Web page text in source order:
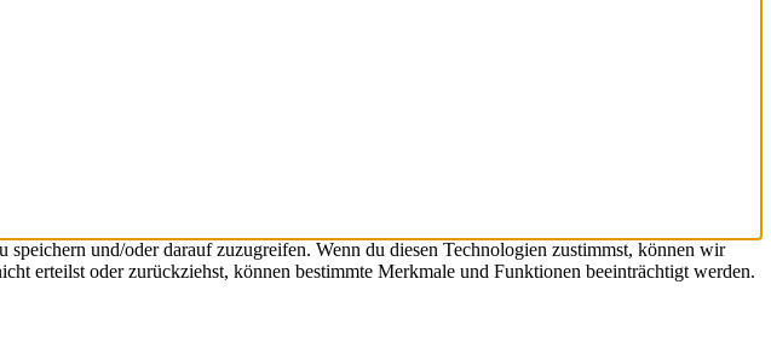
und/oder darauf zuzugreifen. Wenn du diesen Technologien zustimmst, können wir
erteilst oder zurückziehst, können bestimmte Merkmale und Funktionen beeinträchtigt werden.